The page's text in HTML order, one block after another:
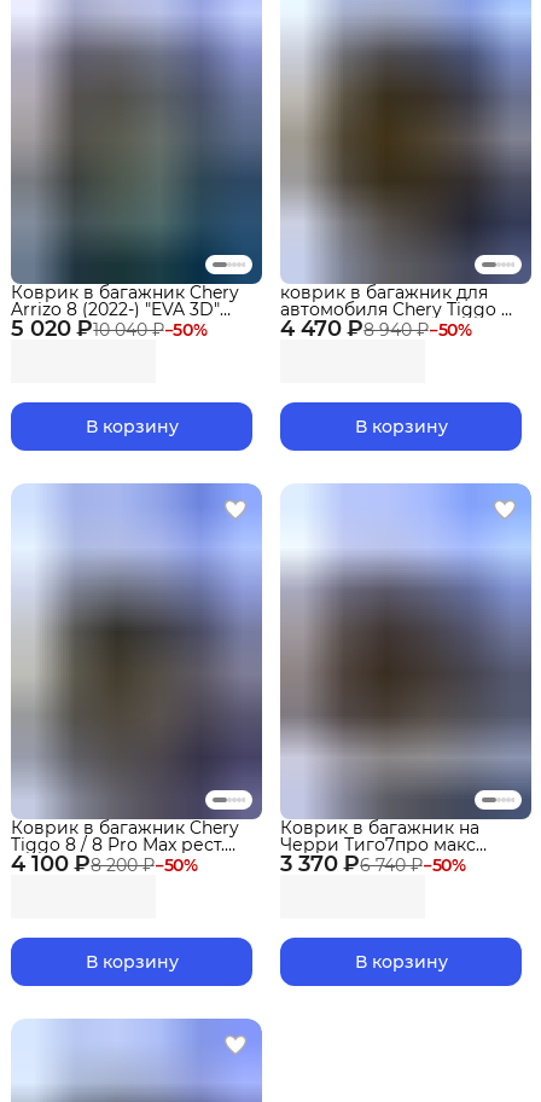
5 020 ₽10 040 ₽−50%
Коврик в багажник Chery
Arrizo 8 (2022-) "EVA 3D"
Premium
В корзину
4 470 ₽8 940 ₽−50%
коврик в багажник для
автомобиля Chery Tiggo 8
Pro Max Чери Тигго 8 про
макс / Chery Tiggo 8 / 8 Pro
В корзину
4 100 ₽8 200 ₽−50%
Коврик в багажник Chery
Tiggo 8 / 8 Pro Max рест.
(2023-), Чери Тигго 8 Про
Макс EVA 3D
В корзину
3 370 ₽6 740 ₽−50%
Коврик в багажник на
Черри Тиго7про макс
(2020-2024) Chery Tiggo 7
Pro
В корзину